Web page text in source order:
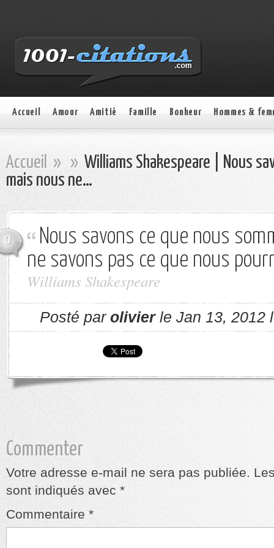
Accueil Amour Amitié Famille Bonheur Hommes &
Accueil » » Williams Shakespeare | Nous
mais nous ne…
0
Nous savons ce que nous
ne savons pas ce que nous
Williams Shakespeare
Posté par olivierle Jan 13, 2012
Commenter
Votre adresse e-mail ne sera pas publiée.
sont indiqués avec *
Commentaire *